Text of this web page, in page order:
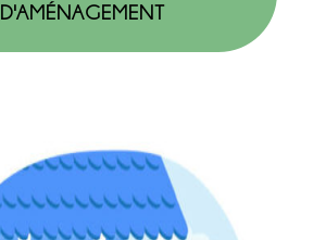
D'AMÉNAGEMENT